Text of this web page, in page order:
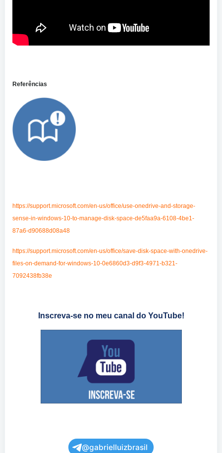
Referências
https://support.microsoft.com/en-us/office/use-onedrive-and-storage-
sense-in-windows-10-to-manage-disk-space-de5faa9a-6108-4be1-
87a6-d90688d08a48
https://support.microsoft.com/en-us/office/save-disk-space-with-onedrive-
files-on-demand-for-windows-10-0e6860d3-d9f3-4971-b321-
7092438fb38e
Inscreva-se no meu canal do YouTube!
@gabrielluizbrasil